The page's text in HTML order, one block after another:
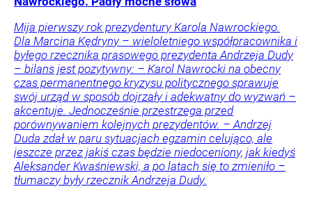
Mija pierwszy rok prezydentury Karola Nawrockiego.
Dla Marcina Kędryny – wieloletniego współpracownika i
byłego rzecznika prasowego prezydenta Andrzeja Dudy
– bilans jest pozytywny: – Karol Nawrocki na obecny
czas permanentnego kryzysu politycznego sprawuje
swój urząd w sposób dojrzały i adekwatny do wyzwań –
akcentuje. Jednocześnie przestrzega przed
porównywaniem kolejnych prezydentów. – Andrzej
Duda zdał w paru sytuacjach egzamin celująco, ale
jeszcze przez jakiś czas będzie niedoceniony, jak kiedyś
Aleksander Kwaśniewski, a po latach się to zmieniło –
tłumaczy były rzecznik Andrzeja Dudy.